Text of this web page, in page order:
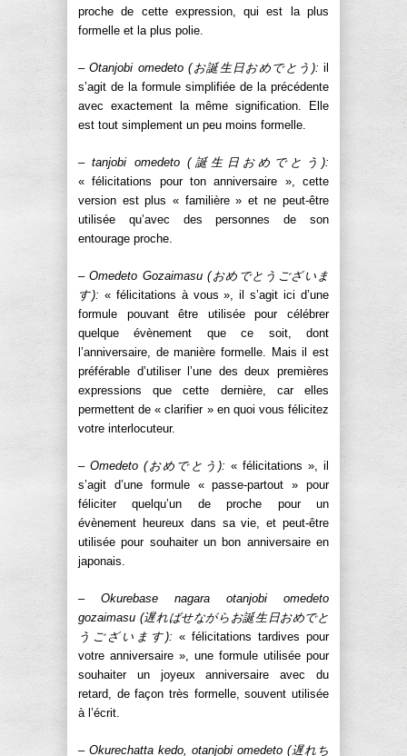
proche de cette expression, qui est la plus
formelle et la plus polie.
– Otanjobi omedeto (お誕生日おめでとう): il
s’agit de la formule simplifiée de la précédente
avec exactement la même signification. Elle
est tout simplement un peu moins formelle.
– tanjobi omedeto (誕生日おめでとう):
« félicitations pour ton anniversaire », cette
version est plus « familière » et ne peut-être
utilisée qu’avec des personnes de son
entourage proche.
– Omedeto Gozaimasu (おめでとうございま
す): « félicitations à vous », il s’agit ici d’une
formule pouvant être utilisée pour célébrer
quelque évènement que ce soit, dont
l’anniversaire, de manière formelle. Mais il est
préférable d’utiliser l’une des deux premières
expressions que cette dernière, car elles
permettent de « clarifier » en quoi vous félicitez
votre interlocuteur.
– Omedeto (おめでとう): « félicitations », il
s’agit d’une formule « passe-partout » pour
féliciter quelqu’un de proche pour un
évènement heureux dans sa vie, et peut-être
utilisée pour souhaiter un bon anniversaire en
japonais.
– Okurebase nagara otanjobi omedeto
gozaimasu (遅ればせながらお誕生日おめでと
うございます): « félicitations tardives pour
votre anniversaire », une formule utilisée pour
souhaiter un joyeux anniversaire avec du
retard, de façon très formelle, souvent utilisée
à l’écrit.
– Okurechatta kedo, otanjobi omedeto (遅れち